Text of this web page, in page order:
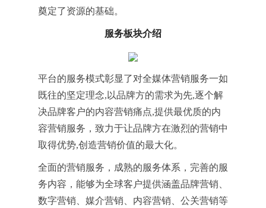
奠定了资源的基础。
服务板块介绍
平台的服务模式彰显了对全媒体营销服务一如
既往的坚定理念,以品牌方的需求为先,逐个解
决品牌客户的内容营销痛点,提供最优质的内
容营销服务，致力于让品牌方在激烈的营销中
取得优势,创造营销价值的最大化。
全面的营销服务，成熟的服务体系，完善的服
务内容，能够为全球客户提供涵盖品牌营销、
数字营销、媒介营销、内容营销、公关营销等